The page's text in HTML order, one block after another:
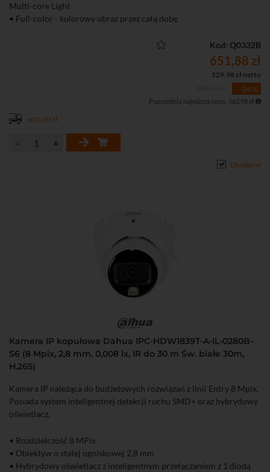
Multi-core Light
• Full-color - kolorowy obraz przez całą dobę
• Funkcje obrazu: D-WDR, 3D-DNR, BLC, HLC, tryb korytarzowy
Kod: Q0332B
651,88 zł
529,98 zł netto
- 34%
Poprzednia najniższa cena: 562,98 zł
od 0,00 zł
Dostępny
Kamera IP kopułowa Dahua IPC-HDW1839T-A-IL-0280B-
S6 (8 Mpix, 2,8 mm, 0,008 lx, IR do 30 m Św. białe 30m,
H.265)
Kamera IP należąca do budżetowych rozwiązań z linii Entry 8 Mpix.
Posiada system inteligentnej detekcji ruchu SMD+ oraz hybrydowy
oświetlacz.
• Rozdzielczość 8 MPix
• Obiektyw o stałej ogniskowej 2,8 mm
• Hybrydowy oświetlacz z inteligentnym przełączaniem z 1 diodą